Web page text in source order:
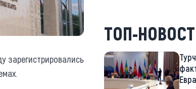
зарегистрировались
ТОП-